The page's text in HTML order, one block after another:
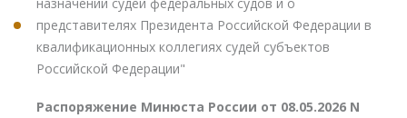
представителях Президента Российской Федерации в
квалификационных коллегиях судей субъектов
Российской Федерации"
Распоряжение Минюста России от 08.05.2026 N